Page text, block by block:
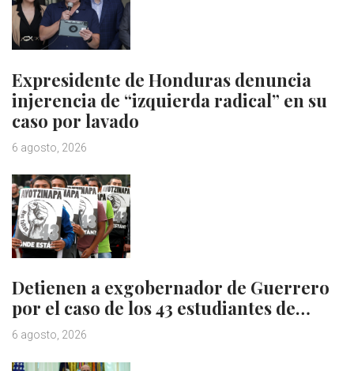
Expresidente de Honduras denuncia
injerencia de “izquierda radical” en su
caso por lavado
6 agosto, 2026
Detienen a exgobernador de Guerrero
por el caso de los 43 estudiantes de…
6 agosto, 2026